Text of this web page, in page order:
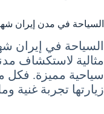
السياحة في مدن إيران
مثالية لاستكشاف
سياحية مميزة. فكل
زيارتها تجربة غنية